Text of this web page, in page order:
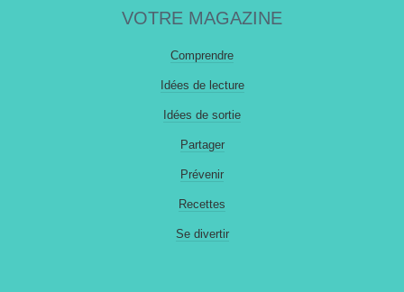
VOTRE MAGAZINE
Comprendre
Idées de lecture
Idées de sortie
Partager
Prévenir
Recettes
Se divertir